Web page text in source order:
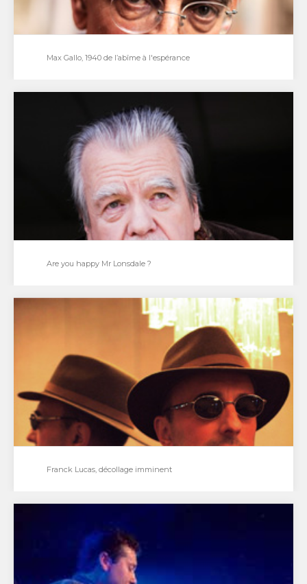
Max Gallo, 1940 de l’abîme à l'espérance
Derrière la veulerie des personnages sinistres qui
multiplient les erreurs stratégiques, Max Gallo
exhume les actes…
Max Gallo, 1940 de l’abîme à l'espérance
Are you happy Mr Lonsdale ?
Nous avons profité du tournage du film L’Avenir dure
longtemps d’Emmanuel Bohn à Strasbourg, pour
rencontrer…
Are you happy Mr Lonsdale ?
A 46 ans, Franck Lucas se lance dans la musique. Ou
plus précisément sort un album.…
Franck Lucas, décollage imminent